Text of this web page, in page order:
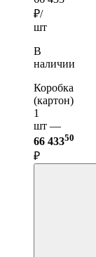
₽/
шт
В
наличии
Коробка
(картон)
1
шт —
66 43350
₽